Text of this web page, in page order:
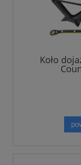
Koło